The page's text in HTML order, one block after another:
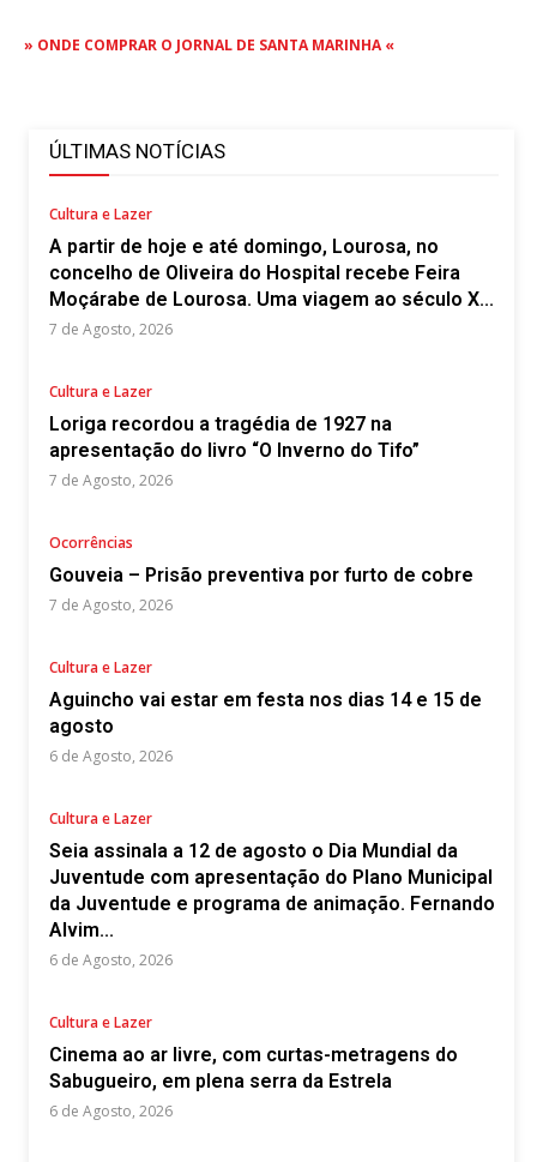
» ONDE COMPRAR O JORNAL DE SANTA MARINHA «
ÚLTIMAS NOTÍCIAS
Cultura e Lazer
A partir de hoje e até domingo, Lourosa, no
concelho de Oliveira do Hospital recebe Feira
Moçárabe de Lourosa. Uma viagem ao século X...
7 de Agosto, 2026
Cultura e Lazer
Loriga recordou a tragédia de 1927 na
apresentação do livro “O Inverno do Tifo”
7 de Agosto, 2026
Ocorrências
Gouveia – Prisão preventiva por furto de cobre
7 de Agosto, 2026
Cultura e Lazer
Aguincho vai estar em festa nos dias 14 e 15 de
agosto
6 de Agosto, 2026
Cultura e Lazer
Seia assinala a 12 de agosto o Dia Mundial da
Juventude com apresentação do Plano Municipal
da Juventude e programa de animação. Fernando
Alvim...
6 de Agosto, 2026
Cultura e Lazer
Cinema ao ar livre, com curtas-metragens do
Sabugueiro, em plena serra da Estrela
6 de Agosto, 2026